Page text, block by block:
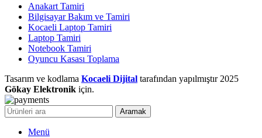
Anakart Tamiri
Bilgisayar Bakım ve Tamiri
Kocaeli Laptop Tamiri
Laptop Tamiri
Notebook Tamiri
Oyuncu Kasası Toplama
Tasarım ve kodlama Kocaeli Dijital tarafından yapılmıştır 2025
Gökay Elektronik için.
Aramak
Menü